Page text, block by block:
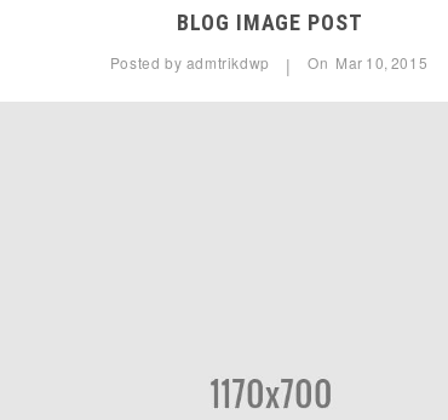
BLOG IMAGE POST
Posted by admtrikdwp | On Mar 10, 2015